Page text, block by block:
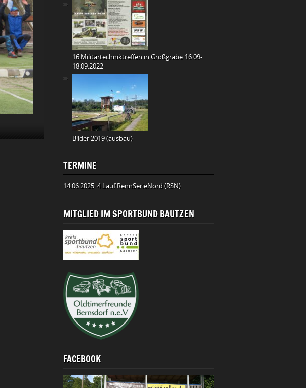
16.Militärtechniktreffen in Großgrabe 16.09-
18.09.2022
Bilder 2019 (ausbau)
TERMINE
14.06.2025 4.Lauf RennSerieNord (RSN)
MITGLIED IM SPORTBUND BAUTZEN
FACEBOOK